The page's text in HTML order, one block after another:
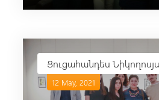
12 May, 2021